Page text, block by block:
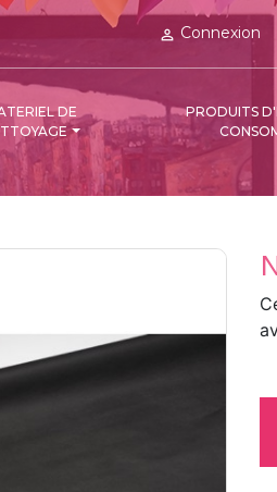
 Connexion
DE
PRODUITS